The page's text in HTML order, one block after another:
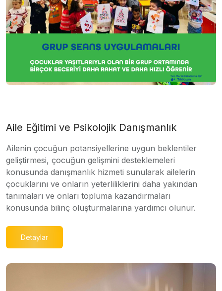
Aile Eğitimi ve Psikolojik Danışmanlık
Ailenin çocuğun potansiyellerine uygun beklentiler
geliştirmesi, çocuğun gelişmini desteklemeleri
konusunda danışmanlık hizmeti sunularak ailelerin
çocuklarını ve onların yeterliliklerini daha yakından
tanımaları ve onları topluma kazandırmaları
konusunda bilinç oluşturmalarına yardımcı olunur.
Detaylar